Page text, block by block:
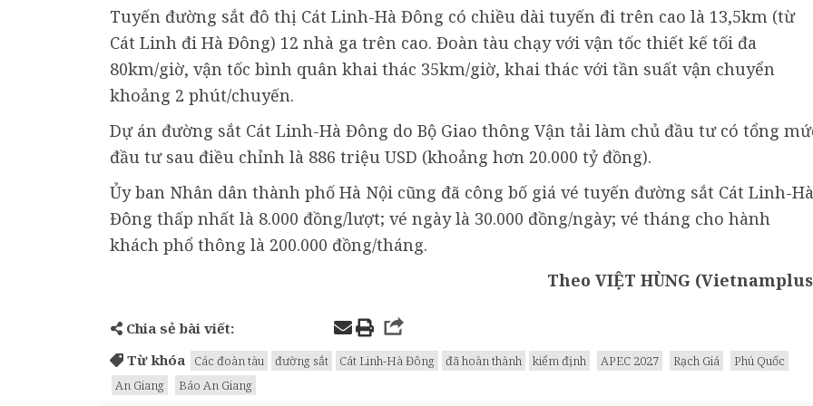
Tuyến đường sắt đô thị Cát Linh-Hà Đông có chiều dài tuyến đi trên cao là 13,5km (từ
Cát Linh đi Hà Đông) 12 nhà ga trên cao. Đoàn tàu chạy với vận tốc thiết kế tối đa
80km/giờ, vận tốc bình quân khai thác 35km/giờ, khai thác với tần suất vận chuyển
khoảng 2 phút/chuyến.
Dự án đường sắt Cát Linh-Hà Đông do Bộ Giao thông Vận tải làm chủ đầu tư có tổng
đầu tư sau điều chỉnh là 886 triệu USD (khoảng hơn 20.000 tỷ đồng).
Ủy ban Nhân dân thành phố Hà Nội cũng đã công bố giá vé tuyến đường sắt Cát Linh-Hà
Đông thấp nhất là 8.000 đồng/lượt; vé ngày là 30.000 đồng/ngày; vé tháng cho hành
khách phổ thông là 200.000 đồng/tháng.
Theo VIỆT HÙNG
Chia sẻ bài viết:
Từ khóa
Các đoàn tàu đường sắt Cát Linh-Hà Đông đã hoàn thành kiểm định APEC 2027 Rạch Giá
Phú Quốc
An Giang
Báo An Giang